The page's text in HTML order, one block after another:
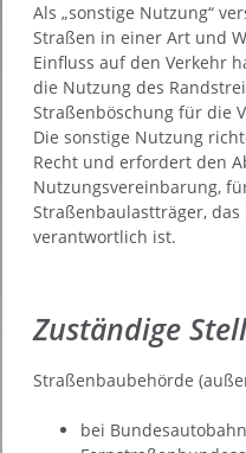
Als „sonstige Nutzung“
Straßen in einer Art und
Einfluss auf den Verkehr
die Nutzung des
Straßenböschung für die
Die sonstige Nutzung
Recht und erfordert den
Nutzungsvereinbarung,
Straßenbaulastträger,
verantwortlich ist.
Zuständige
Straßenbaubehörde
bei